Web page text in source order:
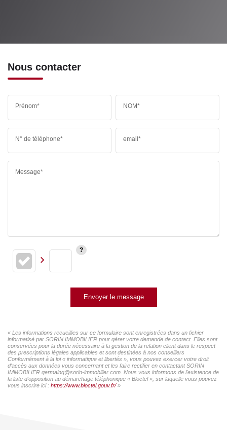
Nous contacter
Prénom* NOM*
N° de téléphone* email*
Message*
Envoyer le message
« Les informations recueillies sur ce formulaire sont enregistrées dans un fichier
informatisé par SORIN IMMOBILIER pour gérer votre demande de contact. Elles sont
conservées pour la durée nécessaire à la gestion de la relation client dans le respect
des prescriptions légales applicables et sont destinées à nos conseillers
Conformément à la loi « informatique et libertés », vous pouvez exercer votre droit
d'accès aux données vous concernant et les faire rectifier en contactant SORIN
IMMOBILIER germaing@sorin-immobilier.com. Nous vous informons de l'existence de
la liste d'opposition au démarchage téléphonique « Bloctel », sur laquelle vous pouvez
vous inscrire ici : https://www.bloctel.gouv.fr/»